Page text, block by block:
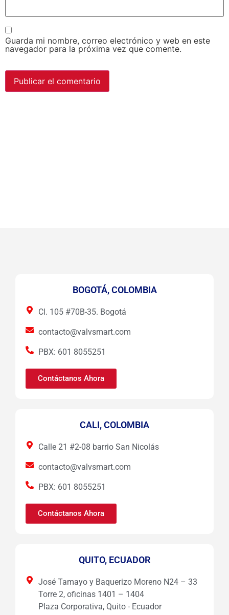
Guarda mi nombre, correo electrónico y web en este
navegador para la próxima vez que comente.
BOGOTÁ, COLOMBIA
Cl. 105 #70B-35. Bogotá
contacto@valvsmart.com
PBX: 601 8055251
Contáctanos Ahora
CALI, COLOMBIA
Calle 21 #2-08 barrio San Nicolás
contacto@valvsmart.com
PBX: 601 8055251
Contáctanos Ahora
QUITO, ECUADOR
José Tamayo y Baquerizo Moreno N24 – 33
Torre 2, oficinas 1401 – 1404
Plaza Corporativa, Quito - Ecuador